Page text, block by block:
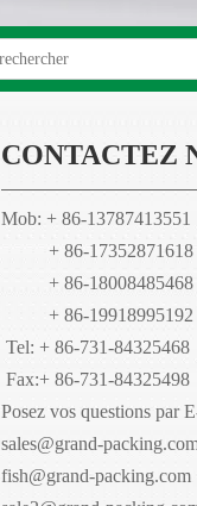
CONTACTEZ
Mob: + 86-13787413551
+ 86-17352871618
+ 86-18008485468
+ 86-19918995192
Tel: + 86-731-84325468
Fax:+ 86-731-84325498
Posez vos questions par
sales@grand-
fish@grand-packing.com